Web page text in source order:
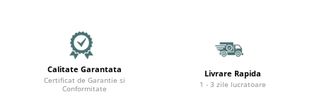
Cabluri de frână
Manete de frână
Consumabile & Unelte
Calitate Garantata
Certificat de Garantie si
Conformitate
Livrare Rapida
1 - 3 zile lucratoare